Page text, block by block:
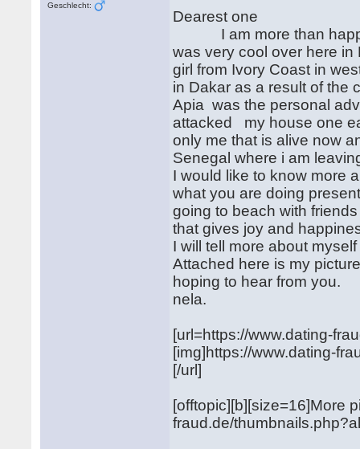
Geschlecht:
Dearest one
I am more than happy
was very cool over here
girl from Ivory Coast in
in Dakar as a result of the
Apia was the personal
attacked my house one
only me that is alive now
Senegal where i am
I would like to know more
what you are doing
going to beach with
that gives joy and
I will tell more about
Attached here is my
hoping to hear from you.
nela.
[url=https://www.dating-
[img]https://www.dating-
[/url]
[offtopic][b][size=16]More
fraud.de/